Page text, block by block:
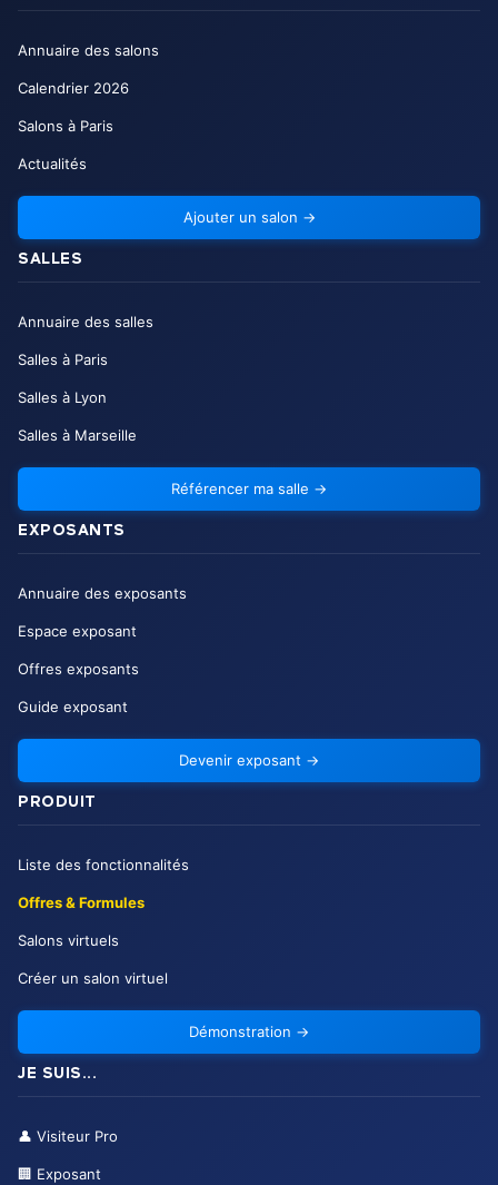
Annuaire des salons
Calendrier 2026
Salons à Paris
Actualités
Ajouter un salon →
SALLES
Annuaire des salles
Salles à Paris
Salles à Lyon
Salles à Marseille
Référencer ma salle →
EXPOSANTS
Annuaire des exposants
Espace exposant
Offres exposants
Guide exposant
Devenir exposant →
PRODUIT
Liste des fonctionnalités
Offres & Formules
Salons virtuels
Créer un salon virtuel
Démonstration →
JE SUIS...
👤 Visiteur Pro
🏢 Exposant